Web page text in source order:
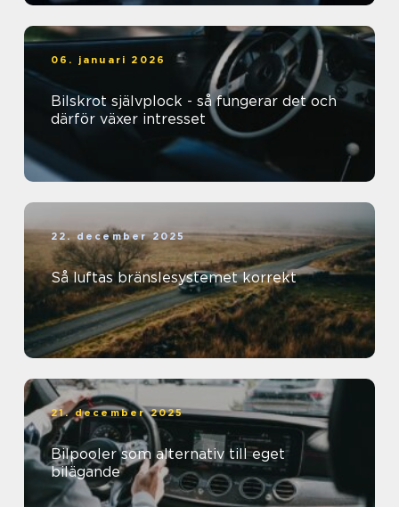
06. januari 2026
Bilskrot självplock - så fungerar det och
därför växer intresset
22. december 2025
Så luftas bränslesystemet korrekt
21. december 2025
Bilpooler som alternativ till eget
bilägande